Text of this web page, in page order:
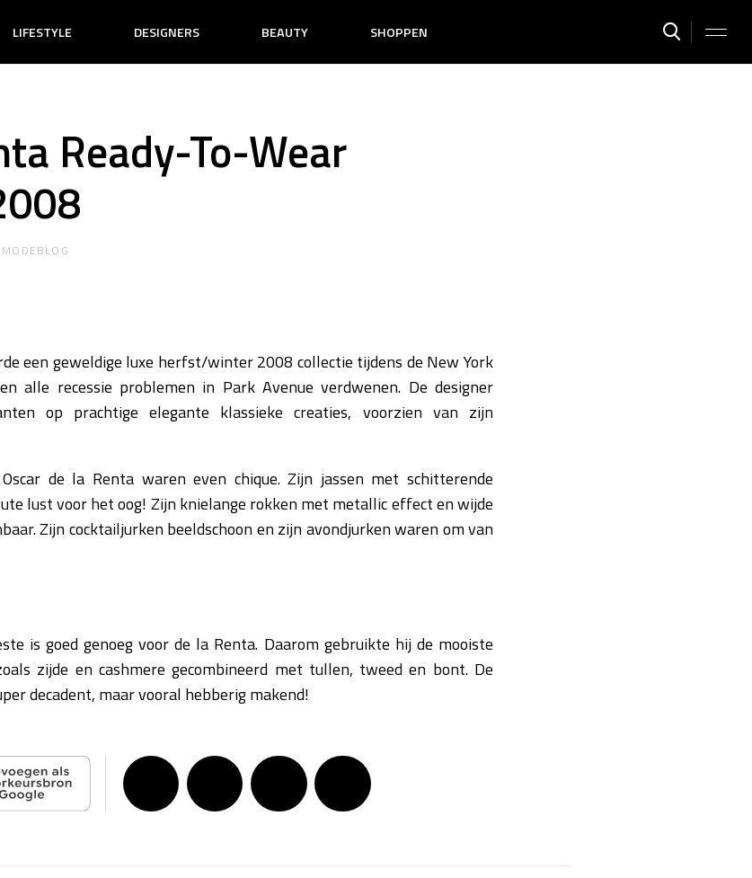
LIFESTYLE DESIGNERS BEAUTY SHOPPEN
Ready-To-Wear
een geweldige luxe herfst/winter 2008 collectie tijdens de New York
alle recessie problemen in Park Avenue verdwenen. De designer
op prachtige elegante klassieke creaties, voorzien van zijn
de la Renta waren even chique. Zijn jassen met schitterende
lust voor het oog! Zijn knielange rokken met metallic effect en wijde
Zijn cocktailjurken beeldschoon en zijn avondjurken waren om van
is goed genoeg voor de la Renta. Daarom gebruikte hij de mooiste
zijde en cashmere gecombineerd met tullen, tweed en bont. De
decadent, maar vooral hebberig makend!